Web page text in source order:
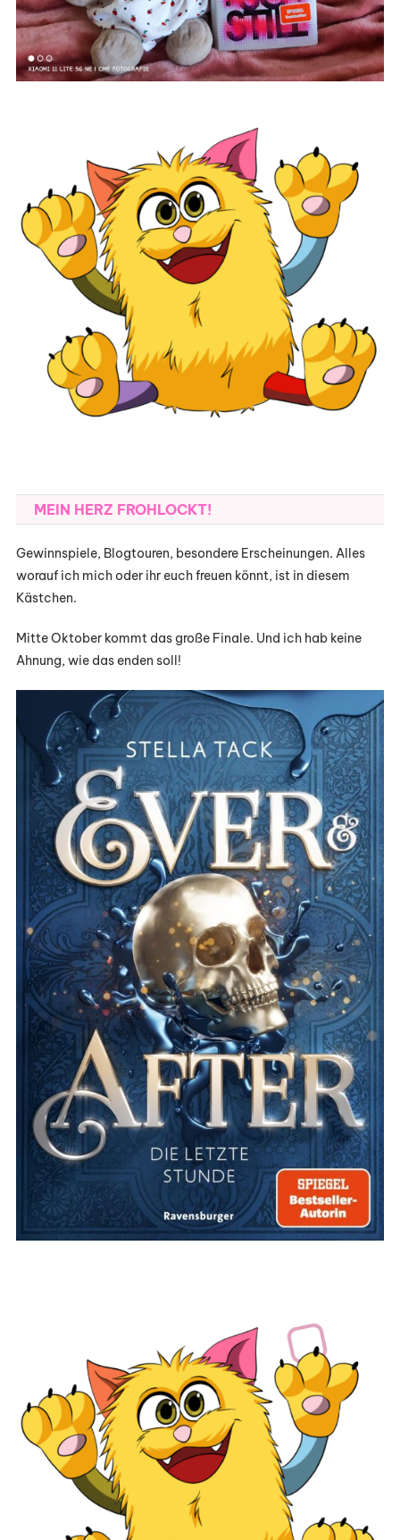
MEIN HERZ FROHLOCKT!
Gewinnspiele, Blogtouren, besondere Erscheinungen. Alles
worauf ich mich oder ihr euch freuen könnt, ist in diesem
Kästchen.
Mitte Oktober kommt das große Finale. Und ich hab keine
Ahnung, wie das enden soll!